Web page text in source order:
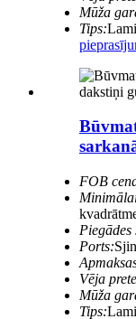
Mūža
Tips:
FOB
Piegādes
Ports:
Vēja
Mūža
Tips: